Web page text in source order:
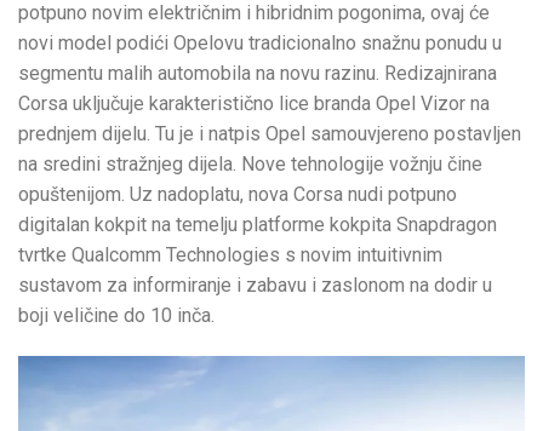
potpuno novim električnim i hibridnim pogonima, ovaj će
novi model podići Opelovu tradicionalno snažnu ponudu u
segmentu malih automobila na novu razinu. Redizajnirana
Corsa uključuje karakteristično lice branda Opel Vizor na
prednjem dijelu. Tu je i natpis Opel samouvjereno postavljen
na sredini stražnjeg dijela. Nove tehnologije vožnju čine
opuštenijom. Uz nadoplatu, nova Corsa nudi potpuno
digitalan kokpit na temelju platforme kokpita Snapdragon
tvrtke Qualcomm Technologies s novim intuitivnim
sustavom za informiranje i zabavu i zaslonom na dodir u
boji veličine do 10 inča.